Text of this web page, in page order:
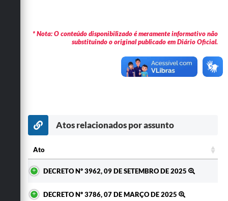
Sala M. do Empreendedor
* Nota: O conteúdo disponibilizado é meramente informativo não
substituindo o original publicado em Diário Oficial.
Atos relacionados por assunto
Ato
DECRETO Nº 3962, 09 DE SETEMBRO DE 2025
DECRETO Nº 3786, 07 DE MARÇO DE 2025